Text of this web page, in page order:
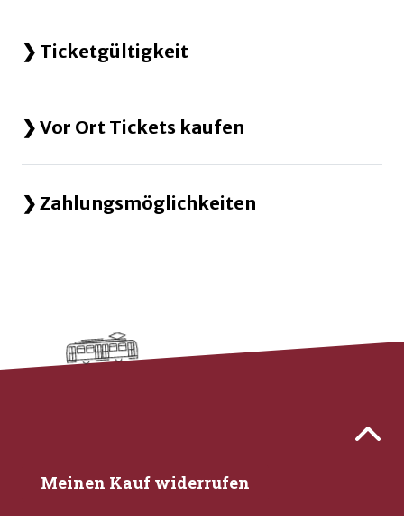
Ticketgültigkeit
Vor Ort Tickets kaufen
Zahlungsmöglichkeiten
Kontaktdaten und weitere Links
Zurück
Meinen Kauf widerrufen